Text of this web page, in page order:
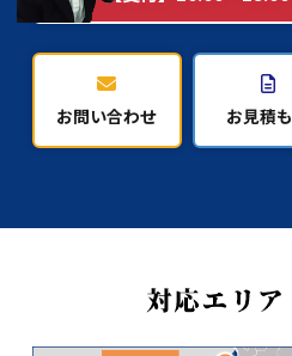
お問い合わせ お見積